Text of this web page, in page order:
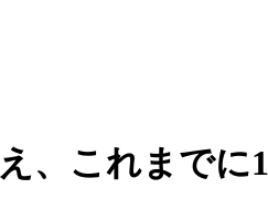
、これまでに